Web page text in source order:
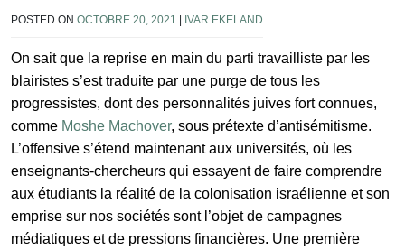
POSTED ON OCTOBRE 20, 2021 | IVAR EKELAND
On sait que la reprise en main du parti travailliste par les
blairistes s’est traduite par une purge de tous les
progressistes, dont des personnalités juives fort connues,
comme Moshe Machover, sous prétexte d’antisémitisme.
L’offensive s’étend maintenant aux universités, où les
enseignants-chercheurs qui essayent de faire comprendre
aux étudiants la réalité de la colonisation israélienne et son
emprise sur nos sociétés sont l’objet de campagnes
médiatiques et de pressions financières. Une première